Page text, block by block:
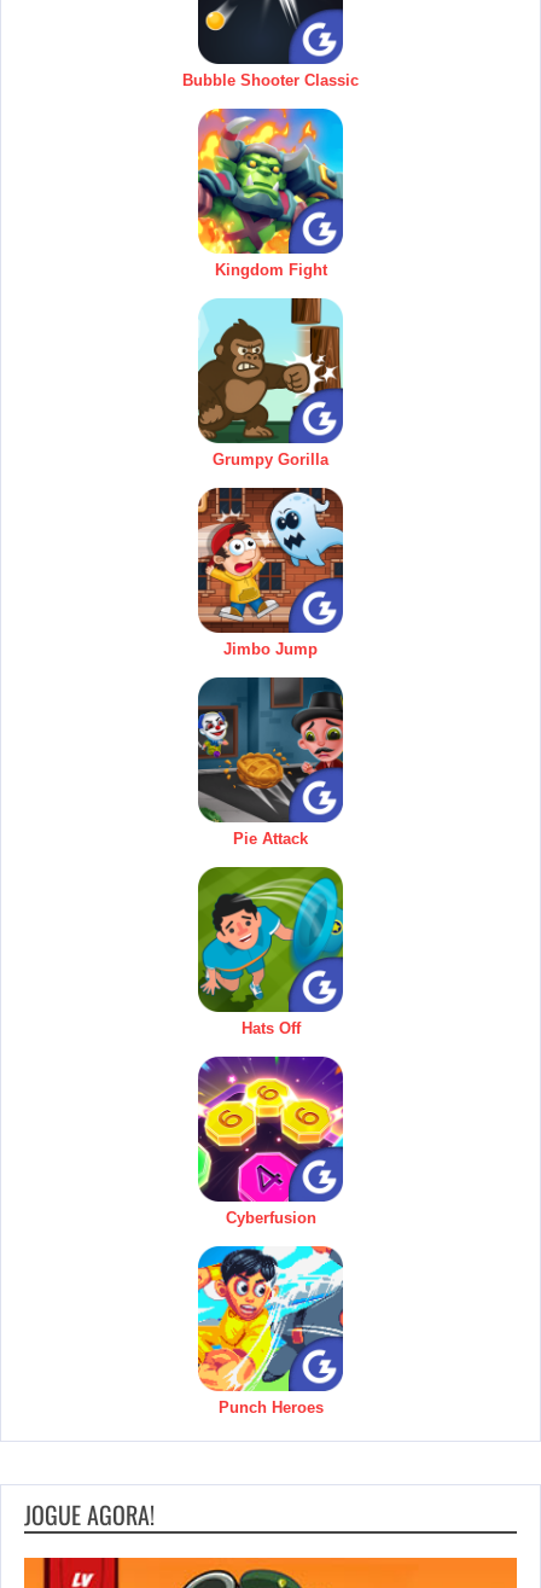
Bubble Shooter Classic
Kingdom Fight
Grumpy Gorilla
Jimbo Jump
Pie Attack
Hats Off
Cyberfusion
Punch Heroes
JOGUE AGORA!